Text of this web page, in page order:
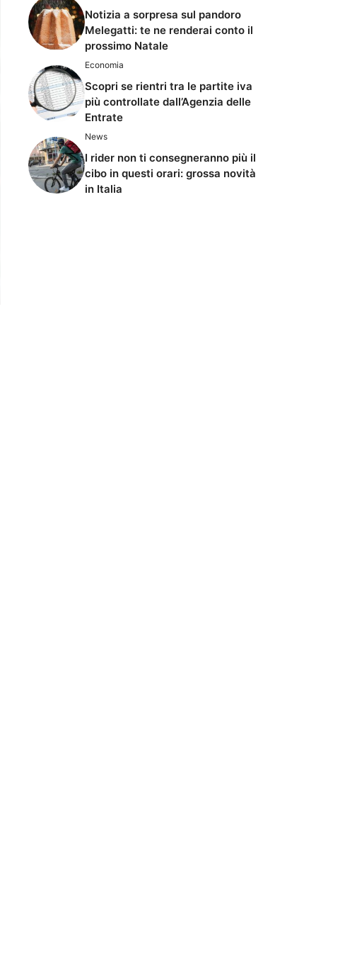
Notizia a sorpresa sul pandoro
Melegatti: te ne renderai conto il
prossimo Natale
Economia
Scopri se rientri tra le partite iva
più controllate dall’Agenzia delle
Entrate
News
I rider non ti consegneranno più il
cibo in questi orari: grossa novità
in Italia